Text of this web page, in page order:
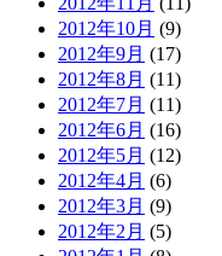
2012年10月 (9)
2012年9月 (17)
2012年8月 (11)
2012年7月 (11)
2012年6月 (16)
2012年5月 (12)
2012年4月 (6)
2012年3月 (9)
2012年2月 (5)